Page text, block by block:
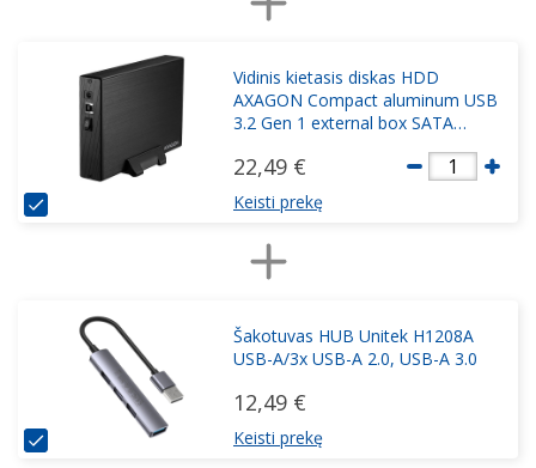
Vidinis kietasis diskas HDD
AXAGON Compact aluminum USB
3.2 Gen 1 external box SATA
22,49 € 1
Keisti prekę
Šakotuvas HUB Unitek H1208A
USB-A/3x USB-A 2.0, USB-A 3.0
12,49 €
Keisti prekę